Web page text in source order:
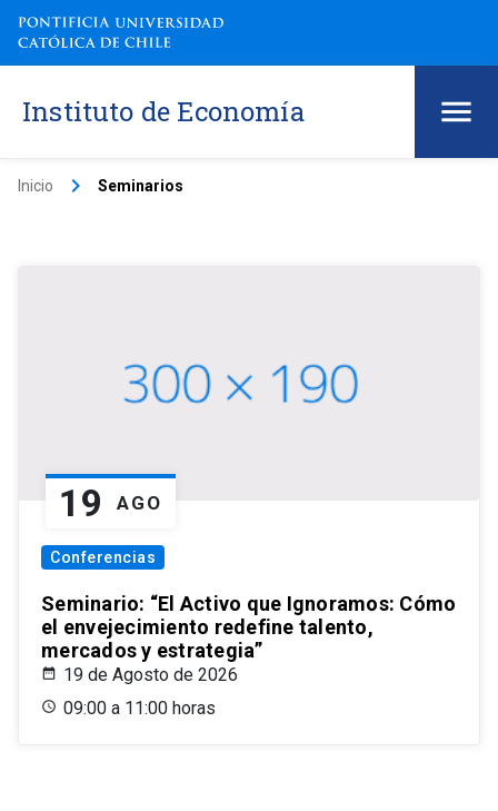
Instituto de Economía
Inicio keyboard_arrow_right Seminarios
19 AGO
Conferencias
Seminario: “El Activo que Ignoramos: Cómo
el envejecimiento redefine talento,
mercados y estrategia”
19 de Agosto de 2026
09:00 a 11:00 horas